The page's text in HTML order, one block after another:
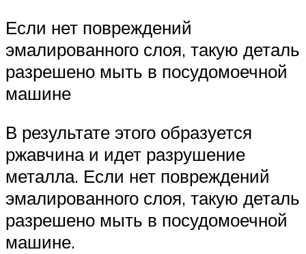
Если нет повреждений
эмалированного слоя, такую деталь
разрешено мыть в посудомоечной
машине
В результате этого образуется
ржавчина и идет разрушение
металла. Если нет повреждений
эмалированного слоя, такую деталь
разрешено мыть в посудомоечной
машине.